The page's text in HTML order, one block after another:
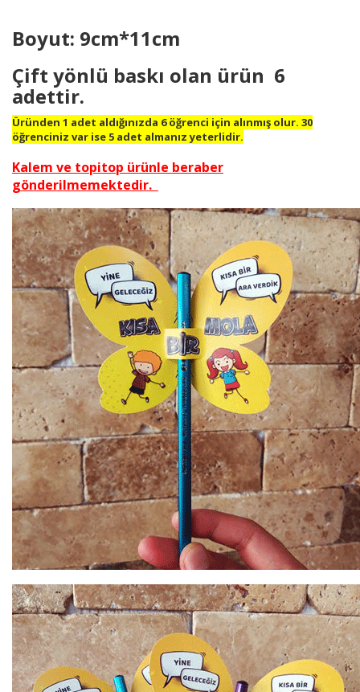
Boyut: 9cm*11cm
Çift yönlü baskı olan ürün 6
adettir.
Üründen 1 adet aldığınızda 6 öğrenci için alınmış olur. 30
öğrenciniz var ise 5 adet almanız yeterlidir.
Kalem ve topitop ürünle beraber
gönderilmemektedir.